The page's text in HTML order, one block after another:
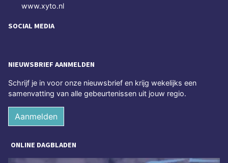
www.xyto.nl
SOCIAL MEDIA
NIEUWSBRIEF AANMELDEN
Schrijf je in voor onze nieuwsbrief en krijg wekelijks een
samenvatting van alle gebeurtenissen uit jouw regio.
Aanmelden
ONLINE DAGBLADEN